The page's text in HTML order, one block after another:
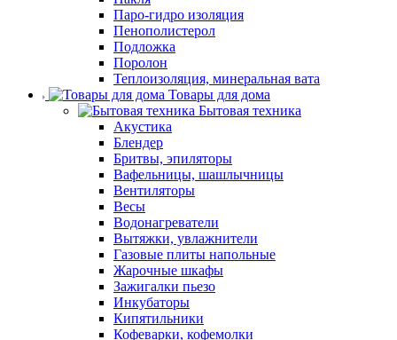
Паро-гидро изоляция
Пенополистерол
Подложка
Поролон
Теплоизоляция, минеральная вата
Товары для дома
Бытовая техника
Акустика
Блендер
Бритвы, эпиляторы
Вафельницы, шашлычницы
Вентиляторы
Весы
Водонагреватели
Вытяжки, увлажнители
Газовые плиты напольные
Жарочные шкафы
Зажигалки пьезо
Инкубаторы
Кипятильники
Кофеварки, кофемолки